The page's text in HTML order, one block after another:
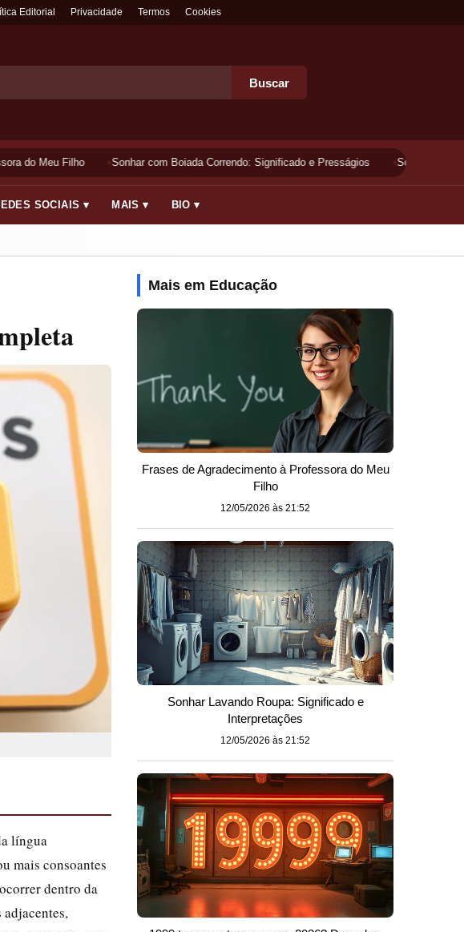
Editorial Privacidade Termos Cookies
Buscar
do Meu Filho Sonhar com Boiada Correndo: Significado e Presságios Sonhar
SOCIAIS ▾ MAIS ▾ BIO ▾
língua
mais consoantes
dentro da
Mais em Educação
Frases de Agradecimento à Professora do Meu
Filho
12/05/2026 às 21:52
Sonhar Lavando Roupa: Significado e
Interpretações
12/05/2026 às 21:52